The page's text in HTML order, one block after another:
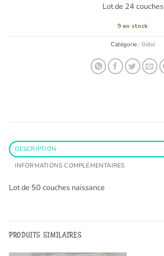
Lot de 24 couches
9 en stock
Catégorie : Bébé
DESCRIPTION
INFORMATIONS COMPLÉMENTAIRES
Lot de 50 couches naissance
PRODUITS SIMILAIRES